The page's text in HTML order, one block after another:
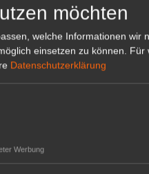
möchten
welche Informationen wir
einsetzen zu können. Für
Datenschutzerklärung
Werbung